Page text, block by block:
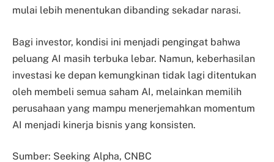
mulai lebih menentukan dibanding sekadar narasi.
Bagi investor, kondisi ini menjadi pengingat bahwa
peluang AI masih terbuka lebar. Namun, keberhasilan
investasi ke depan kemungkinan tidak lagi ditentukan
oleh membeli semua saham AI, melainkan memilih
perusahaan yang mampu menerjemahkan momentum
AI menjadi kinerja bisnis yang konsisten.
Sumber: Seeking Alpha, CNBC